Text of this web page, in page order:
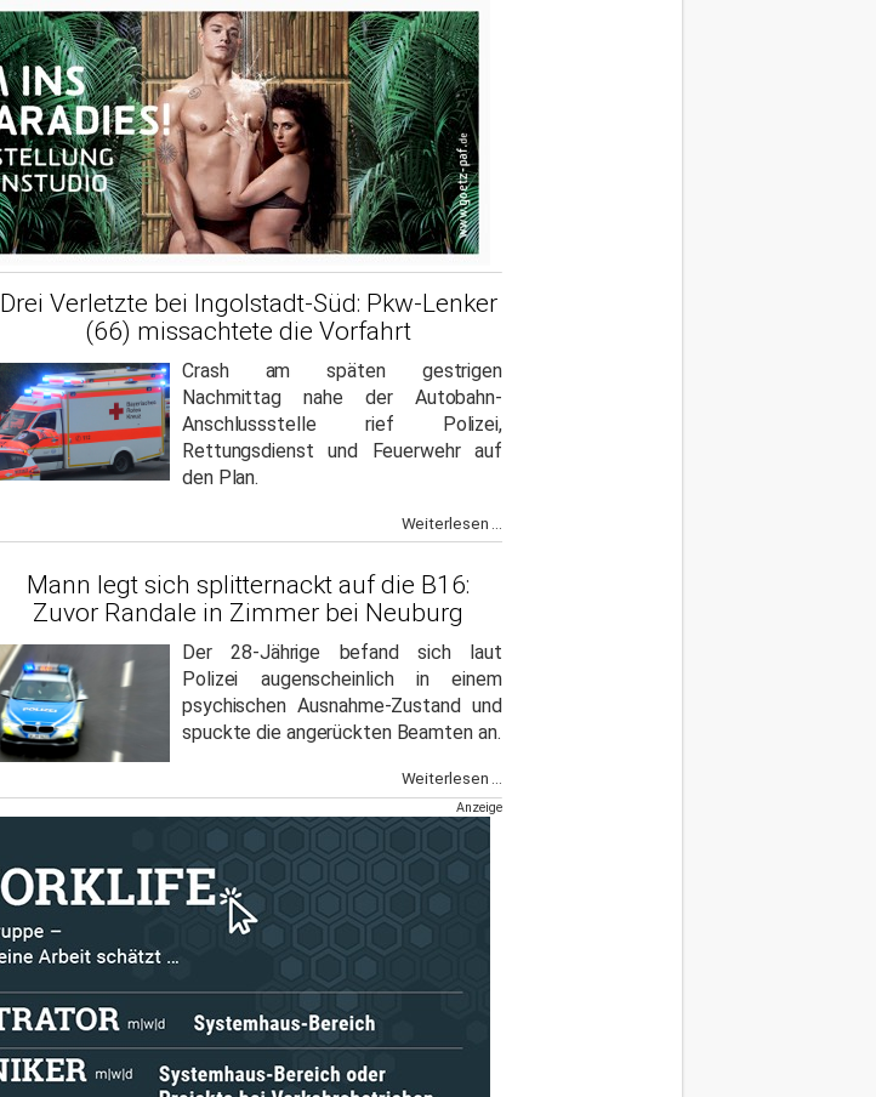
Drei Verletzte bei Ingolstadt-Süd: Pkw-Lenker
(66) missachtete die Vorfahrt
Crash am späten gestrigen
Nachmittag nahe der Autobahn-
Anschlussstelle rief Polizei,
Rettungsdienst und Feuerwehr auf
den Plan.
Weiterlesen ...
Mann legt sich splitternackt auf die B16:
Zuvor Randale in Zimmer bei Neuburg
Der 28-Jährige befand sich laut
Polizei augenscheinlich in einem
psychischen Ausnahme-Zustand und
spuckte die angerückten Beamten an.
Weiterlesen ...
Anzeige